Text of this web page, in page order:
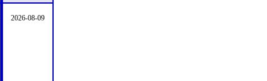
2026-08-09